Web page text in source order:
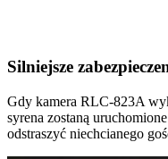
Silniejsze
Gdy kamera RLC-823A
syrena zostaną
odstraszyć niechcianego